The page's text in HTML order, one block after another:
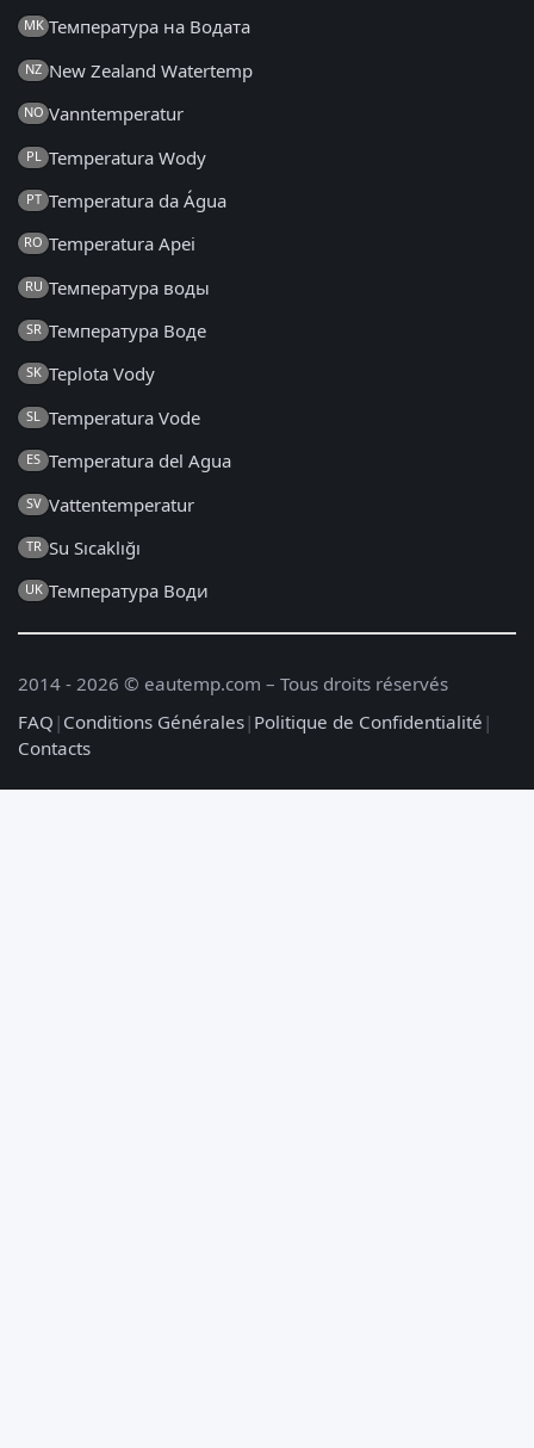
MK Температура на Водата
NZ New Zealand Watertemp
NO Vanntemperatur
PL Temperatura Wody
PT Temperatura da Água
RO Temperatura Apei
RU Температура воды
SR Температура Воде
SK Teplota Vody
SL Temperatura Vode
ES Temperatura del Agua
SV Vattentemperatur
TR Su Sıcaklığı
UK Температура Води
2014 - 2026 © eautemp.com – Tous droits réservés
FAQ | Conditions Générales| Politique de Confidentialité |
Contacts